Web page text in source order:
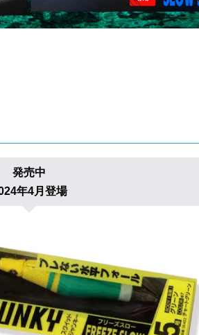
発売中
年4月登場